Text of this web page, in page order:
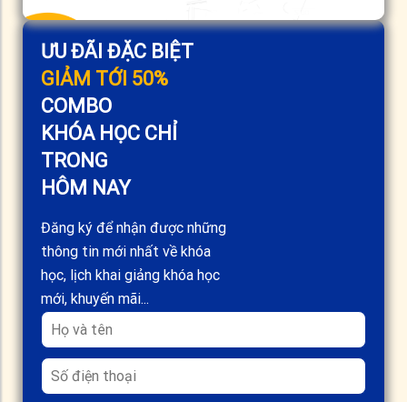
ƯU ĐÃI ĐẶC BIỆT
GIẢM TỚI 50%
COMBO
KHÓA HỌC CHỈ
TRONG
HÔM NAY
Đăng ký để nhận được những
thông tin mới nhất về khóa
học, lịch khai giảng khóa học
mới, khuyến mãi...